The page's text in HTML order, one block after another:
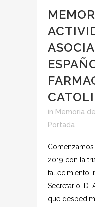
in Memoria
Portada
2019 con la
fallecimiento
Secretario, D.
que